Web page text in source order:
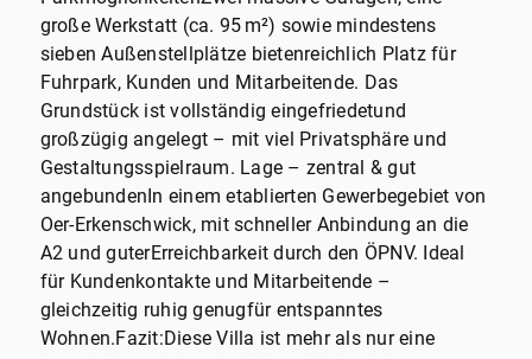
große Werkstatt (ca. 95 m²) sowie mindestens
sieben Außenstellplätze bietenreichlich Platz für
Fuhrpark, Kunden und Mitarbeitende. Das
Grundstück ist vollständig eingefriedetund
großzügig angelegt – mit viel Privatsphäre und
Gestaltungsspielraum. Lage – zentral & gut
angebundenIn einem etablierten Gewerbegebiet von
Oer-Erkenschwick, mit schneller Anbindung an die
A2 und guterErreichbarkeit durch den ÖPNV. Ideal
für Kundenkontakte und Mitarbeitende –
gleichzeitig ruhig genugfür entspanntes
Wohnen.Fazit:Diese Villa ist mehr als nur eine